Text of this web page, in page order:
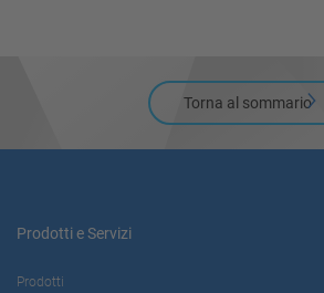
Torna al sommario
Prodotti e Servizi
Prodotti